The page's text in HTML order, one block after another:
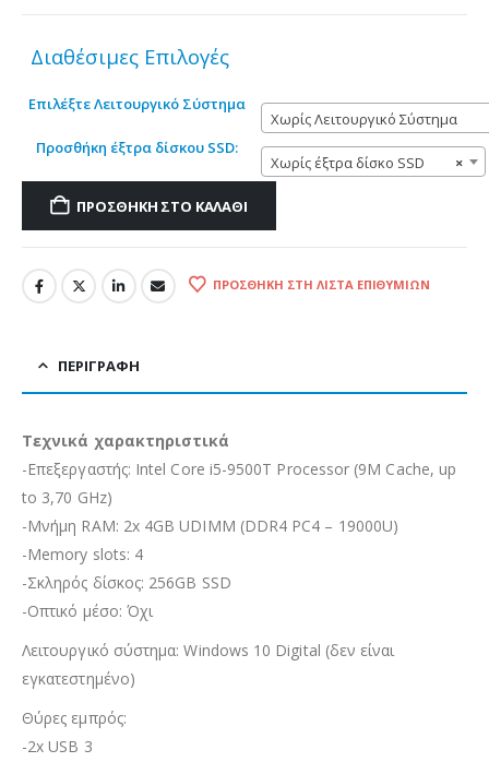
Διαθέσιμες Επιλογές
Επιλέξτε Λειτουργικό Σύστημα
Χωρίς Λειτουργικό Σύστημα
Προσθήκη έξτρα δίσκου SSD:
×
Χωρίς έξτρα δίσκο SSD
ΠΡΟΣΘΉΚΗ ΣΤΟ ΚΑΛΆΘΙ
ΠΡΟΣΘΉΚΗ ΣΤΗ ΛΊΣΤΑ ΕΠΙΘΥΜΙΏΝ
ΠΕΡΙΓΡΑΦΉ
Τεχνικά χαρακτηριστικά
-Επεξεργαστής: Intel Core i5-9500T Processor (9M Cache, up
to 3,70 GHz)
-Μνήμη RAM: 2x 4GB UDIMM (DDR4 PC4 – 19000U)
-Memory slots: 4
-Σκληρός δίσκος: 256GB SSD
-Οπτικό μέσο: Όχι
Λειτουργικό σύστημα: Windows 10 Digital (δεν είναι
εγκατεστημένο)
Θύρες εμπρός:
-2x USB 3